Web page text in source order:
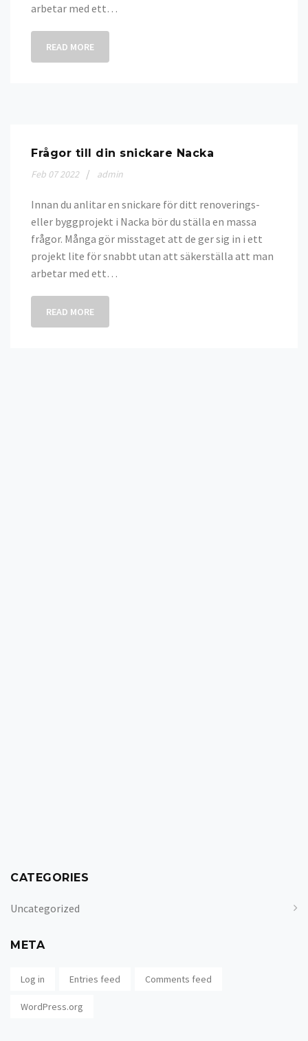
arbetar med ett…
READ MORE
Frågor till din snickare Nacka
Feb 07 2022 admin
Innan du anlitar en snickare för ditt renoverings-
eller byggprojekt i Nacka bör du ställa en massa
frågor. Många gör misstaget att de ger sig in i ett
projekt lite för snabbt utan att säkerställa att man
arbetar med ett…
READ MORE
CATEGORIES
Uncategorized
META
Log in Entries feed Comments feed
WordPress.org